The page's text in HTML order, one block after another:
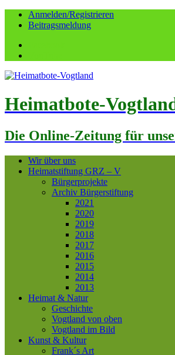
Anmelden/Registrieren
Beitragsmeldung
Heimatbote-
Die Online-Zeitung für
Wir über uns
Heimatstiftung GRZ – V
Bürgerprojekte
Archiv Bürgerstiftung
2021
2020
2019
2018
2017
2016
2015
2014
2013
Heimat & Natur
Geschichte
Vogtland von oben
Vogtland im Bild
Kunst & Kultur
Frank´s Art